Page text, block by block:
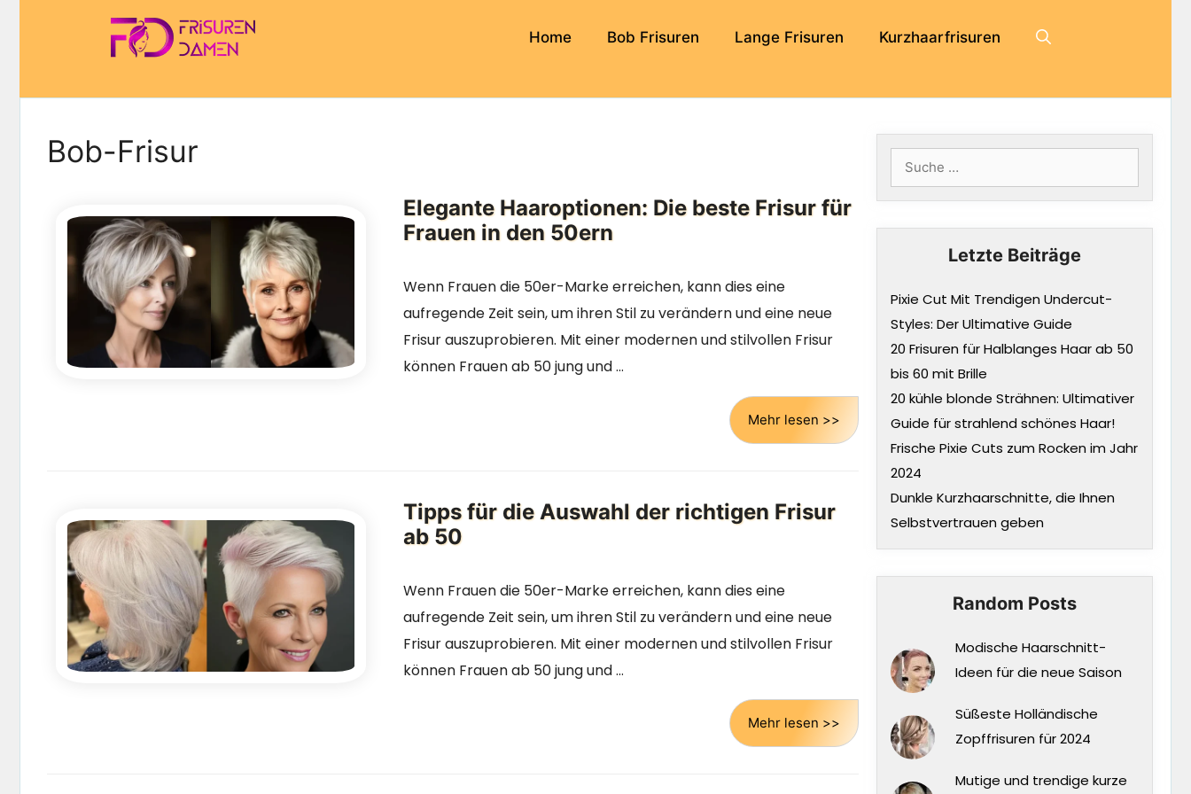
Home Bob Frisuren Lange Frisuren Kurzhaarfrisuren
Bob-Frisur
Elegante Haaroptionen: Die beste Frisur für
Frauen in den 50ern
Wenn Frauen die 50er-Marke erreichen, kann dies eine
aufregende Zeit sein, um ihren Stil zu verändern und eine neue
Frisur auszuprobieren. Mit einer modernen und stilvollen Frisur
können Frauen ab 50 jung und …
Mehr lesen >>
Tipps für die Auswahl der richtigen Frisur
ab 50
Wenn Frauen die 50er-Marke erreichen, kann dies eine
aufregende Zeit sein, um ihren Stil zu verändern und eine neue
Frisur auszuprobieren. Mit einer modernen und stilvollen Frisur
können Frauen ab 50 jung und …
Mehr lesen >>
Suche
nach:
Letzte Beiträge
Pixie Cut Mit Trendigen Undercut-
Styles: Der Ultimative Guide
20 Frisuren für Halblanges Haar ab 50
bis 60 mit Brille
20 kühle blonde Strähnen: Ultimativer
Guide für strahlend schönes Haar!
Frische Pixie Cuts zum Rocken im Jahr
2024
Dunkle Kurzhaarschnitte, die Ihnen
Selbstvertrauen geben
Random Posts
Modische Haarschnitt-
Ideen für die neue Saison
Süßeste Holländische
Zopffrisuren für 2024
Mutige und trendige kurze